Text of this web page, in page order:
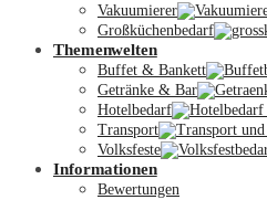
Mein Konto
Vakuumierer
Großküchenbedarf
Themenwelten
Buffet & Bankett
Getränke & Bar
Hotelbedarf
Transport
Volksfeste
Informationen
Bewertungen